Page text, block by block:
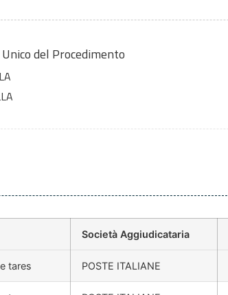
del Procedimento
Società Aggiudicataria
tares POSTE ITALIANE